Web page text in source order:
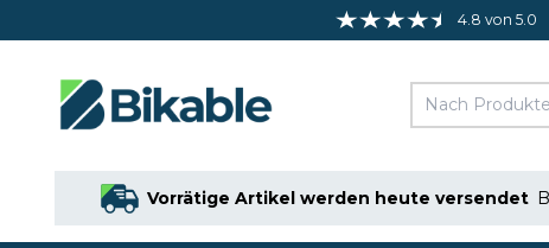
4.8 von 5.0
Vorrätige Artikel werden heute versendet